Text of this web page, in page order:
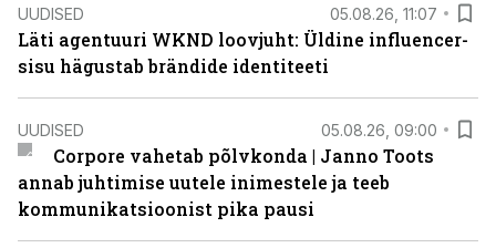
UUDISED 05.08.26, 11:07
Läti agentuuri WKND loovjuht: Üldine influencer-
sisu hägustab brändide identiteeti
UUDISED 05.08.26, 09:00
Corpore vahetab põlvkonda | Janno Toots
annab juhtimise uutele inimestele ja teeb
kommunikatsioonist pika pausi